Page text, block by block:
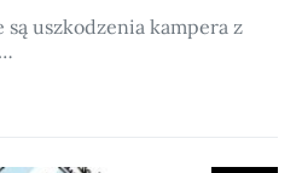
uszkodzenia kampera z